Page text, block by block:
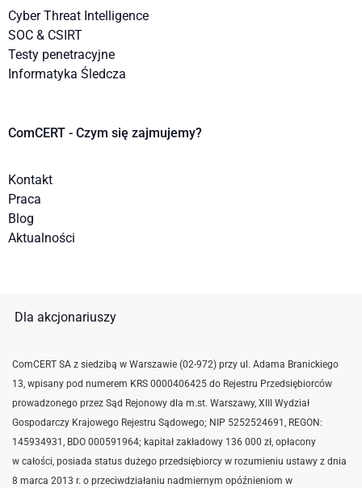
Cyber Threat Intelligence
SOC & CSIRT
Testy penetracyjne
Informatyka Śledcza
ComCERT - Czym się zajmujemy?
Kontakt
Praca
Blog
Aktualności
Dla akcjonariuszy
ComCERT SA z siedzibą w Warszawie (02-972) przy ul. Adama Branickiego
13, wpisany pod numerem KRS 0000406425 do Rejestru Przedsiębiorców
prowadzonego przez Sąd Rejonowy dla m.st. Warszawy, XIII Wydział
Gospodarczy Krajowego Rejestru Sądowego; NIP 5252524691, REGON:
145934931, BDO 000591964; kapitał zakładowy 136 000 zł, opłacony
w całości, posiada status dużego przedsiębiorcy w rozumieniu ustawy z dnia
8 marca 2013 r. o przeciwdziałaniu nadmiernym opóźnieniom w